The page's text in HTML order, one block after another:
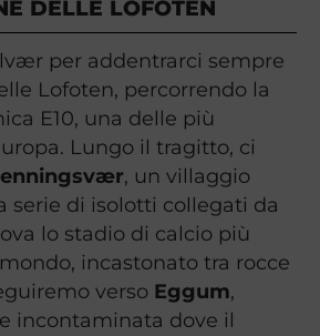
DELLE LOFOTEN
per addentrarci sempre
Lofoten, percorrendo la
E10, una delle più
Lungo il tragitto, ci
, un villaggio
serie di isolotti collegati da
lo stadio di calcio più
incastonato tra rocce
verso Eggum,
incontaminata dove il